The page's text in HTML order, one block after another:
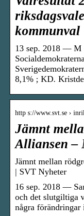
kommunval
13 sep. 2018 — M
8,1% ; KD.
http s://www.svt.se ›
Jämnt
Alliansen –
Jämnt mellan
| SVT Nyheter
16 sep. 2018 —
och det slutgiltiga
några